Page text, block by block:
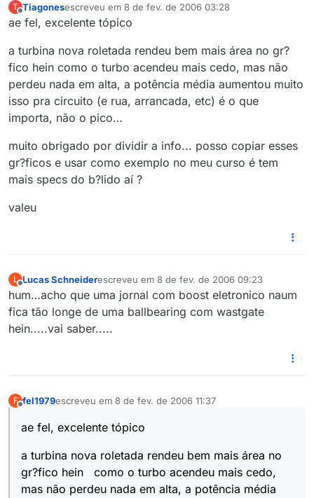
T
Offline
Tiagonesescreveu em 8 de fev. de 2006 03:28
última edição por
ae fel, excelente tópico
a turbina nova roletada rendeu bem mais área no gr?
fico hein como o turbo acendeu mais cedo, mas não
perdeu nada em alta, a potência média aumentou muito
isso pra circuito (e rua, arrancada, etc) é o que
importa, não o pico…
muito obrigado por dividir a info... posso copiar esses
gr?ficos e usar como exemplo no meu curso é tem
mais specs do b?lido aí ?
valeu
L Lucas Schneiderescreveu em 8 de fev. de 2006 09:23
última edição por
hum…acho que uma jornal com boost eletronico naum
fica tão longe de uma ballbearing com wastgate
hein.....vai saber.....
F fel1979escreveu em 8 de fev. de 2006 11:37
última edição por
ae fel, excelente tópico
a turbina nova roletada rendeu bem mais área no
gr?fico hein como o turbo acendeu mais cedo,
mas não perdeu nada em alta, a potência média